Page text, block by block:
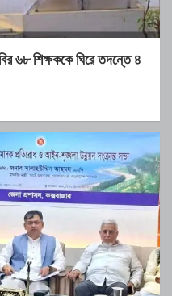
৬৮ শিক্ষককে ঘিরে তদন্তে ৪